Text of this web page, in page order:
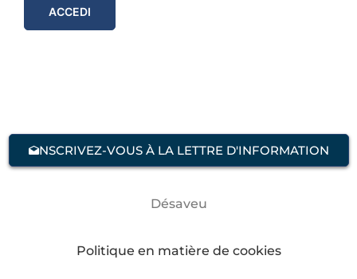
ACCEDI
NSCRIVEZ-VOUS À LA LETTRE D'INFORMATION
Désaveu
Politique en matière de cookies